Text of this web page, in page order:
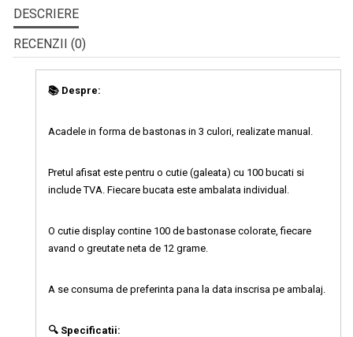
DESCRIERE
RECENZII (0)
📚 Despre:
Acadele in forma de bastonas in 3 culori, realizate manual.
Pretul afisat este pentru o cutie (galeata) cu 100 bucati si
include TVA. Fiecare bucata este ambalata individual.
O cutie display contine 100 de bastonase colorate, fiecare
avand o greutate neta de 12 grame.
A se consuma de preferinta pana la data inscrisa pe ambalaj.
🔍 Specificatii: